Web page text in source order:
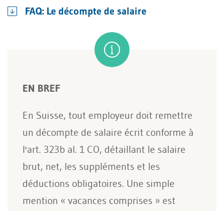
FAQ: Le décompte de salaire
EN BREF
En Suisse, tout employeur doit remettre
un décompte de salaire écrit conforme à
l'art. 323b al. 1 CO, détaillant le salaire
brut, net, les suppléments et les
déductions obligatoires. Une simple
mention « vacances comprises » est